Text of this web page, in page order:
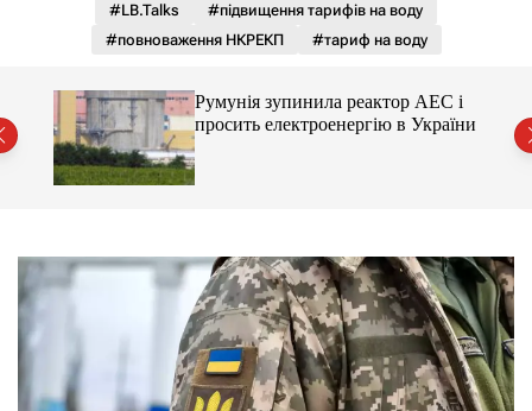
у
к
а
о
л
ь
г
о
р
е
ж
и
м
у
#LB.Talks
#підвищення тарифів на воду
#повноваження НКРЕКП
#тариф на воду
Румунія зупинила реактор АЕС і
просить електроенергію в України